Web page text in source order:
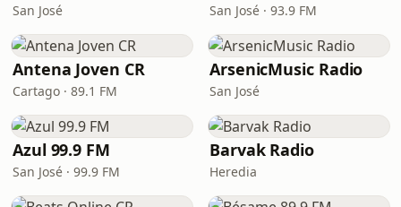
San José San José · 93.9 FM
Antena Joven CR
Cartago · 89.1 FM
ArsenicMusic Radio
San José
Azul 99.9 FM
San José · 99.9 FM
Barvak Radio
Heredia